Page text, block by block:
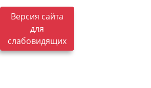
Версия сайта
для
слабовидящих